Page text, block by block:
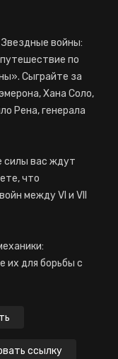
Звездные войны:
по
Сыграйте за
Хана Соло,
Рена, генерала
силы вас ждут
что
между VI и VII
их для борьбы с
ссылку